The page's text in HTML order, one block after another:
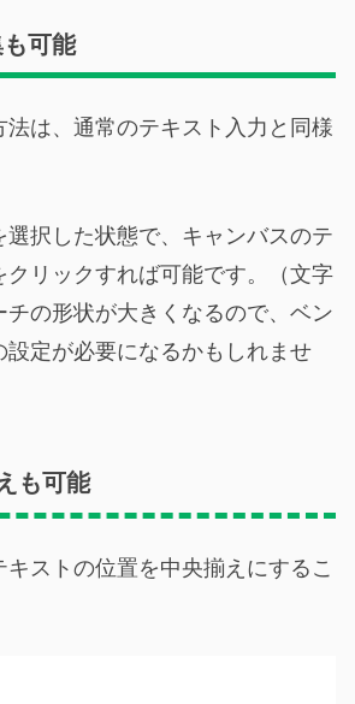
可能
法は、通常のテキスト入力と同様
選択した状態で、キャンバスのテ
クリックすれば可能です。（文字
チの形状が大きくなるので、ベン
設定が必要になるかもしれませ
も可能
ストの位置を中央揃えにするこ